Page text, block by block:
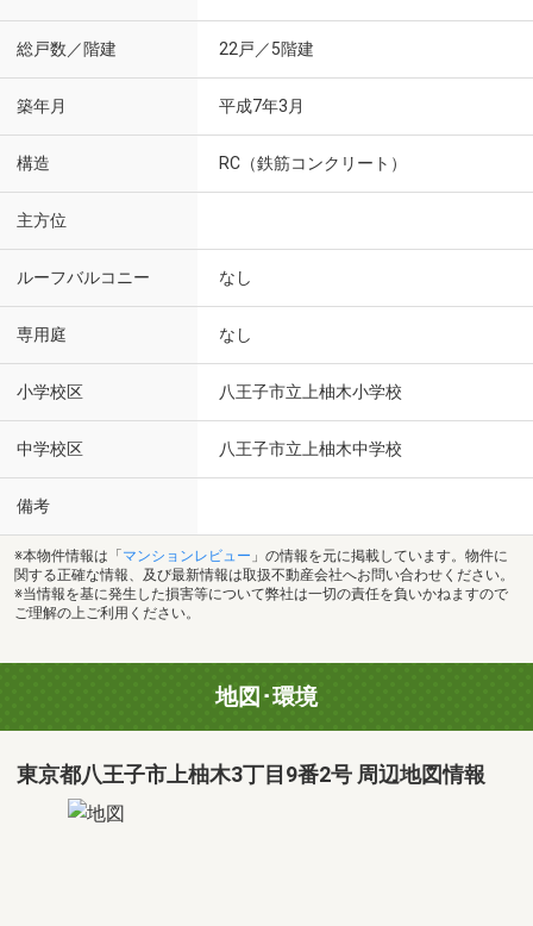
総戸数／階建 22戸／5階建
築年月 平成7年3月
構造 RC（鉄筋コンクリート）
主方位
ルーフバルコニー なし
専用庭 なし
小学校区 八王子市立上柚木小学校
中学校区 八王子市立上柚木中学校
備考
※本物件情報は「 マンションレビュー 」の情報を元に掲載しています。物件に
関する正確な情報、及び最新情報は取扱不動産会社へお問い合わせください。
※当情報を基に発生した損害等について弊社は一切の責任を負いかねますので
ご理解の上ご利用ください。
地図･環境
東京都八王子市上柚木3丁目9番2号 周辺地図情報